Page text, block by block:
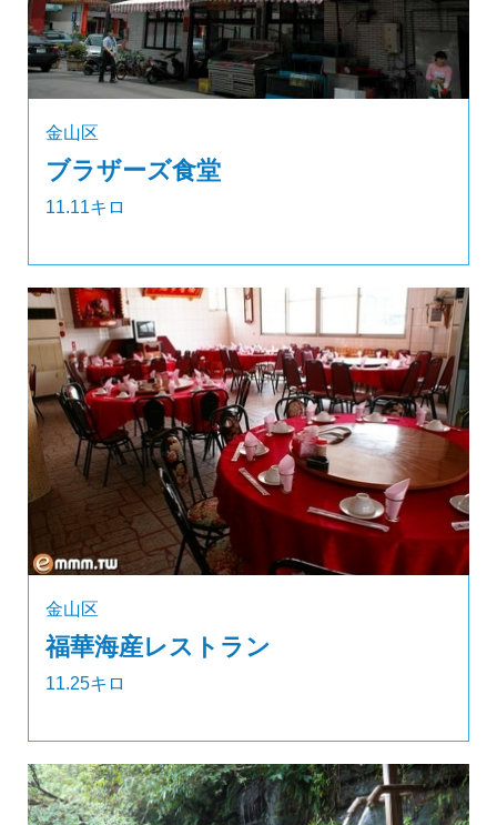
金山区
ブラザーズ食堂
11.11キロ
金山区
福華海産レストラン
11.25キロ